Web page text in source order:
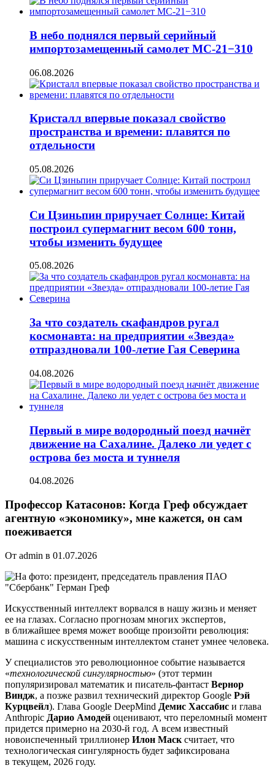
В небо поднялся первый серийный
импортозамещенный самолет МС-21−310
06.08.2026
Кристалл впервые показал свойство
пространства и времени: плавятся по
отдельности
05.08.2026
Си Цзиньпин приручает Солнце: Китай
построил супермагнит весом 600 тонн,
чтобы изменить будущее
05.08.2026
За что создатель скафандров ругал
космонавта: на предприятии «Звезда»
отпраздновали 100-летие Гая Северина
04.08.2026
Первый в мире водородный поезд начнёт
движение на Сахалине. Далеко ли уедет с
острова без моста и туннеля
04.08.2026
Профессор Катасонов: Когда Греф обсуждает
агентную «экономику», мне кажется, он сам
поеживается
От admin в 01.07.2026
Искусственный интеллект ворвался в нашу жизнь и меняет
ее на глазах. Согласно прогнозам многих экспертов,
в ближайшее время может вообще произойти революция:
машина с искусственным интеллектом станет умнее человека.
У специалистов это революционное событие называется
«технологической сингулярностью» (этот термин
популяризировал математик и писатель-фантаст Вернор
Виндж, а позже развил технический директор Google Рэй
Курцвейл). Глава Google DeepMind Демис Хассабис и глава
Anthropic Дарио Амодей оценивают, что переломный момент
придется примерно на 2030-й год. А всем известный
новоиспеченный триллионер Илон Маск считает, что
технологическая сингулярность будет зафиксирована
в текущем, 2026 году.